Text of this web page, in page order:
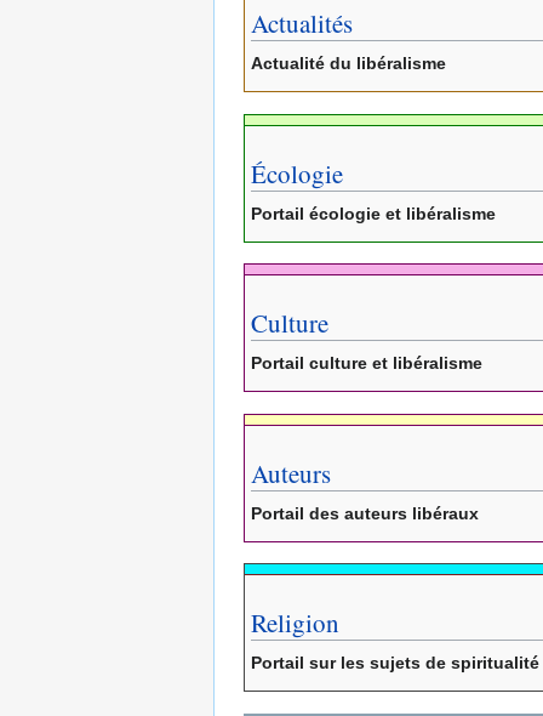
Actualités
Actualité du libéralisme
Écologie
Portail écologie et libéralisme
Culture
Portail culture et libéralisme
Auteurs
Portail des auteurs libéraux
Religion
Portail sur les sujets de